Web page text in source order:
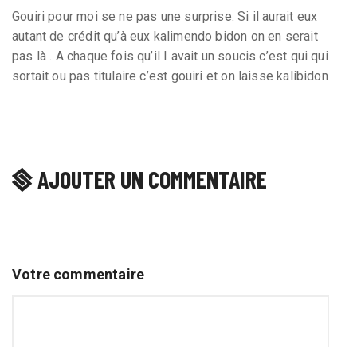
Gouiri pour moi se ne pas une surprise. Si il aurait eux
autant de crédit qu’à eux kalimendo bidon on en serait
pas là . A chaque fois qu’il I avait un soucis c’est qui qui
sortait ou pas titulaire c’est gouiri et on laisse kalibidon
AJOUTER UN COMMENTAIRE
Votre commentaire